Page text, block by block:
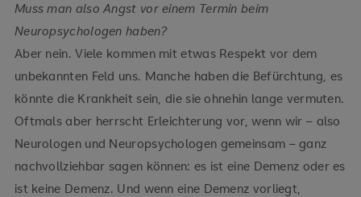
Muss man also Angst vor einem Termin beim
Neuropsychologen haben?
Aber nein. Viele kommen mit etwas Respekt vor dem
unbekannten Feld uns. Manche haben die Befürchtung, es
könnte die Krankheit sein, die sie ohnehin lange vermuten.
Oftmals aber herrscht Erleichterung vor, wenn wir – also
Neurologen und Neuropsychologen gemeinsam – ganz
nachvollziehbar sagen können: es ist eine Demenz oder es
ist keine Demenz. Und wenn eine Demenz vorliegt,